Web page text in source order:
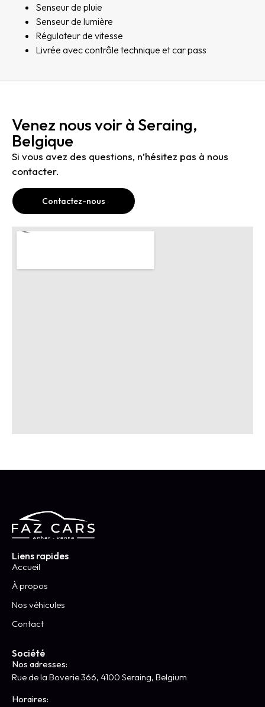
Senseur de pluie
Senseur de lumière
Régulateur de vitesse
Livrée avec contrôle technique et car pass
Venez nous voir à Seraing,
Belgique
Si vous avez des questions, n’hésitez pas à nous
contacter.
Contactez-nous
Liens rapides
Accueil
À propos
Nos véhicules
Contact
Société
Nos adresses:
Rue de la Boverie 366, 4100 Seraing, Belgium
Horaires: